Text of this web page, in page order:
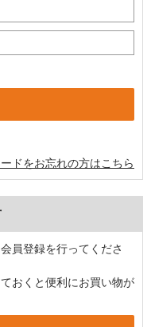
ドをお忘れの方はこちら
員登録を行ってくださ
おくと便利にお買い物が